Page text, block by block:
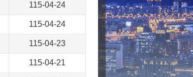
115-04-24
115-04-24
115-04-23
115-04-21